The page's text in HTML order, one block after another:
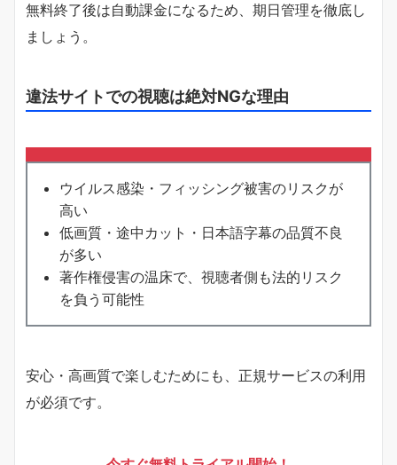
無料終了後は自動課金になるため、期日管理を徹底し
ましょう。
違法サイトでの視聴は絶対NGな理由
ウイルス感染・フィッシング被害のリスクが
高い
低画質・途中カット・日本語字幕の品質不良
が多い
著作権侵害の温床で、視聴者側も法的リスク
を負う可能性
安心・高画質で楽しむためにも、正規サービスの利用
が必須です。